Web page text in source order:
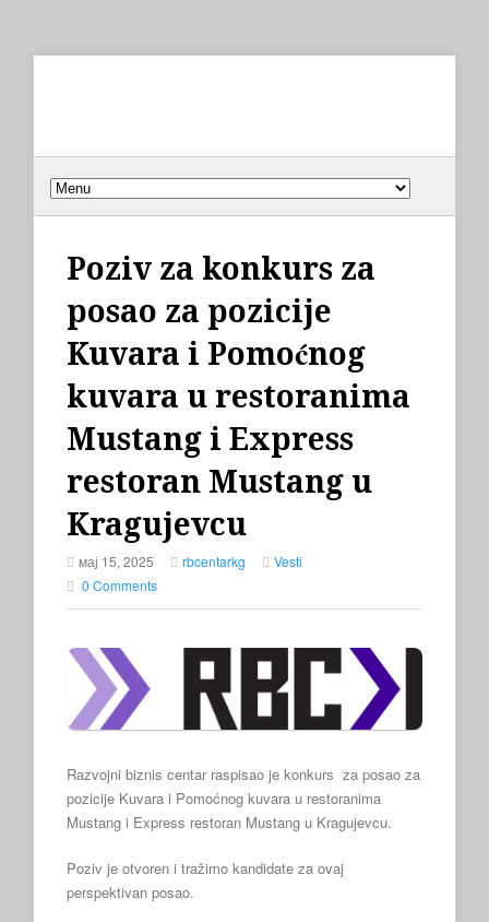
Poziv za konkurs za
posao za pozicije
Kuvara i Pomoćnog
kuvara u restoranima
Mustang i Express
restoran Mustang u
Kragujevcu
мај 15, 2025 rbcentarkg
Vesti
0 Comments
Razvojni biznis centar raspisao je konkurs za posao za
pozicije Kuvara i Pomoćnog kuvara u restoranima
Mustang i Express restoran Mustang u Kragujevcu.
Poziv je otvoren i tražimo kandidate za ovaj
perspektivan posao.